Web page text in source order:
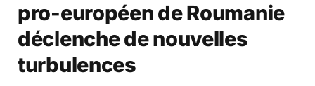
pro-européen de Roumanie
déclenche de nouvelles
turbulences